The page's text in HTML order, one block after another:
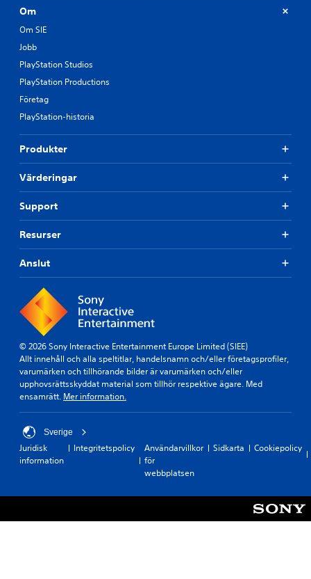
Om
Om SIE
Jobb
PlayStation Studios
PlayStation Productions
Företag
PlayStation-historia
Produkter
Värderingar
Support
Resurser
Anslut
© 2026 Sony Interactive Entertainment Europe Limited (SIEE)
Allt innehåll och alla speltitlar, handelsnamn och/eller företagsprofiler,
varumärken och tillhörande bilder är varumärken och/eller
upphovsrättsskyddat material som tillhör respektive ägare. Med
ensamrätt. Mer information.
Sverige
Juridisk
information
Integritetspolicy
Användarvillkor
för
webbplatsen
Sidkarta Cookiepolicy